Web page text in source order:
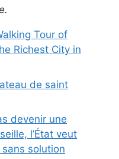
Tour of
Richest City in
de saint
devenir une
l’État veut
solution